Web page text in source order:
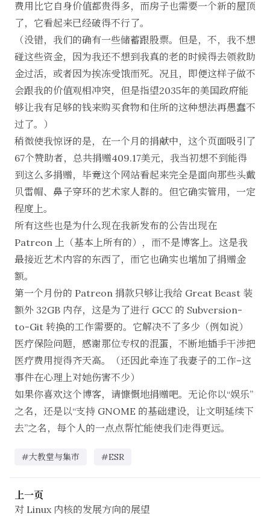
费用比它自身价值都贵得多，而房子也需要一个新的屋顶
了，它看起来已经破得不行了。
（没错，我们的确有一些储蓄跟股票。但是，不，我不想
碰这些资金，因为我还不想到我真的老的时候得去领救助
金过活，或者因为挨冻受饿而死。况且，即便这样子做不
会跟我的价值观相冲突，但是指望2035年的美国政府能
够让我有足够的钱来购买食物和住所的这种想法再愚蠢不
过了。）
稍微使我惊讶的是，在一个月的捐献中，这个页面吸引了
67个赞助者，总共捐赠409.17美元，我当初想不到能得
到这么多捐赠，毕竟这个网站看起来完全是面向那些头戴
贝雷帽、鼻子穿环的艺术家人群的。但它确实管用，一定
程度上。
所有这些也是为什么现在我新发布的公告出现在
Patreon 上（基本上所有的），而不是博客上。这是我
最接近艺术内容的东西了，而它也确实也增加了捐赠金
额。
第一个月份的 Patreon 捐款只够让我给 Great Beast 装
额外 32GB 内存，这是为了进行 GCC 的 Subversion-
to-Git 转换的工作需要的。它解决不了多少（例如说）
医疗保险问题，感谢那位专权的混蛋，不断地插手干涉把
医疗费用搅得齐天高。（还因此牵连了我妻子的工作–这
事件在心理上对她伤害不少）
如果你喜欢这个博客，请慷慨地捐赠吧。无论你以“娱乐”
之名，还是以“支持 GNOME 的基础建设，让文明延续下
去”之名，每个人的一点点帮忙能使我们走得更远。
#大教堂与集市 #ESR
上一页
对 Linux 内核的发展方向的展望